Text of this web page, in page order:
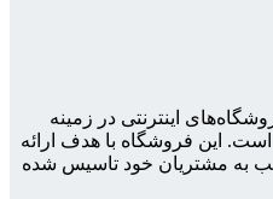
اینترنتی در زمینه
این فروشگاه با هدف ارائه
به مشتریان خود تاسیس شده